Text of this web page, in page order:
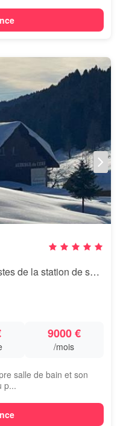
Chambre 7 pers au pied des pistes de la station de ski des Rousses
9000 €
/mois
salle de bain et son
p...